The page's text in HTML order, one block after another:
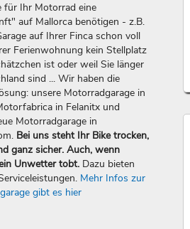
für Ihr Motorrad eine
auf Mallorca benötigen - z.B.
auf Ihrer Finca schon voll
Ferienwohnung kein Stellplatz
ist oder weil Sie länger
sind ... Wir haben die
unsere Motorradgarage in
in Felanitx und
Motorradgarage in
Bei uns steht Ihr Bike trocken,
ganz sicher. Auch, wenn
Unwetter tobt. Dazu bieten
Mehr Infos zur
gibt es hier